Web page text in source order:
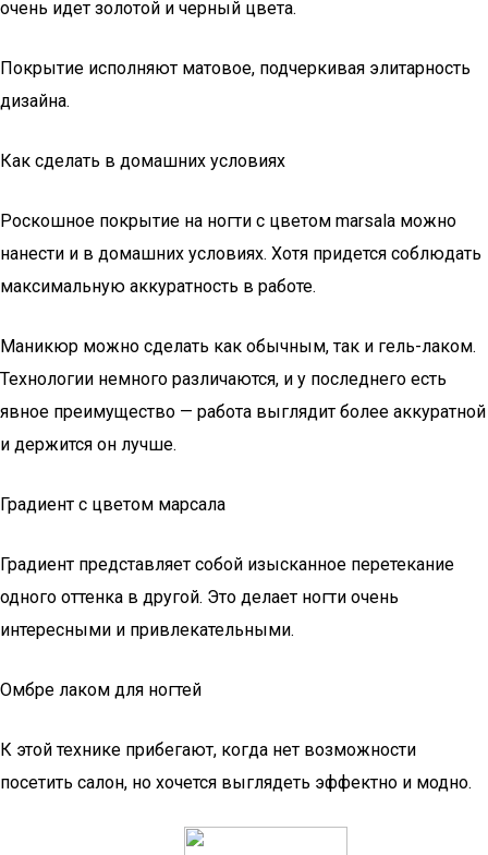
очень идет золотой и черный цвета.
Покрытие исполняют матовое, подчеркивая элитарность
дизайна.
Как сделать в домашних условиях
Роскошное покрытие на ногти с цветом marsala можно
нанести и в домашних условиях. Хотя придется соблюдать
максимальную аккуратность в работе.
Маникюр можно сделать как обычным, так и гель-лаком.
Технологии немного различаются, и у последнего есть
явное преимущество — работа выглядит более аккуратной
и держится он лучше.
Градиент с цветом марсала
Градиент представляет собой изысканное перетекание
одного оттенка в другой. Это делает ногти очень
интересными и привлекательными.
Омбре лаком для ногтей
К этой технике прибегают, когда нет возможности
посетить салон, но хочется выглядеть эффектно и модно.